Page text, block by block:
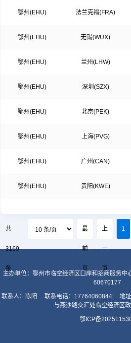
鄂州(EHU) 法兰克福(FRA)
鄂州(EHU) 无锡(WUX)
鄂州(EHU) 兰州(LHW)
鄂州(EHU) 深圳(SZX)
鄂州(EHU) 北京(PEK)
鄂州(EHU) 上海(PVG)
鄂州(EHU) 广州(CAN)
鄂州(EHU) 贵阳(KWE)
共
3169
条
最
前
页
上
一
页
1
主办单位：鄂州市临空经济区口岸和招商服务中
60670177
联系人：陈阳
联系电话：17764060844
地
与燕沙路交汇处临空经济区
鄂ICP备